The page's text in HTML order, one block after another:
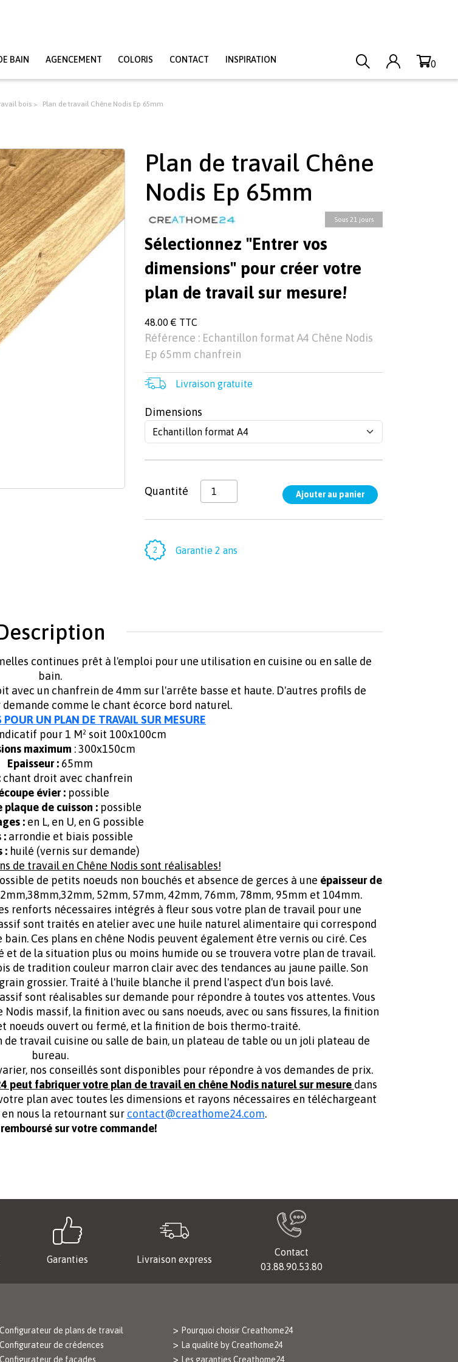
BAIN AGENCEMENT COLORIS CONTACT INSPIRATION 0
bois Plan de travail Chêne Nodis Ep 65mm
Plan de travail Chêne
Nodis Ep 65mm
Sous 21 jours
Sélectionnez "Entrer vos
dimensions" pour créer votre
plan de travail sur mesure!
48.00 € TTC
Référence : Echantillon format A4 Chêne Nodis
Ep 65mm chanfrein
Livraison gratuite
Dimensions
Quantité
Garantie 2 ans
continues prêt à l'emploi pour une utilisation en cuisine ou en salle de
bain.
avec un chanfrein de 4mm sur l'arrête basse et haute. D'autres profils de
comme le chant écorce bord naturel.
UN PLAN DE TRAVAIL SUR MESURE
pour 1 M² soit 100x100cm
maximum : 300x150cm
Epaisseur :65mm
chant droit avec chanfrein
évier : possible
plaque de cuisson :possible
:en L, en U, en G possible
: arrondie et biais possible
: huilé (vernis sur demande)
de travail en Chêne Nodis sont réalisables!
de petits noeuds non bouchés et absence de gerces à une épaisseur de
52mm, 57mm, 42mm, 76mm, 78mm, 95mm et 104mm.
renforts nécessaires intégrés à fleur sous votre plan de travail pour une
sont traités en atelier avec une huile naturel alimentaire qui correspond
Ces plans en chêne Nodis peuvent également être vernis ou ciré. Ces
de la situation plus ou moins humide ou se trouvera votre plan de travail.
de tradition couleur marron clair avec des tendances au jaune paille. Son
grossier. Traité à l'huile blanche il prend l'aspect d'un bois lavé.
sont réalisables sur demande pour répondre à toutes vos attentes. Vous
massif, la finition avec ou sans noeuds, avec ou sans fissures, la finition
noeuds ouvert ou fermé, et la finition de bois thermo-traité.
travail cuisine ou salle de bain, un plateau de table ou un joli plateau de
bureau.
nos conseillés sont disponibles pour répondre à vos demandes de prix.
peut fabriquer votre plan de travail en chêne Nodis naturel sur mesure dans
plan avec toutes les dimensions et rayons nécessaires en téléchargeant
nous la retournant sur contact@creathome24.com.
sur votre commande!
Garanties Livraison express
Contact
03.88.90.53.80
Configurateur de plans de travail
Configurateur de crédences
Configurateur de façades
Pourquoi choisir Creathome24
La qualité by Creathome24
Les garanties Creathome24